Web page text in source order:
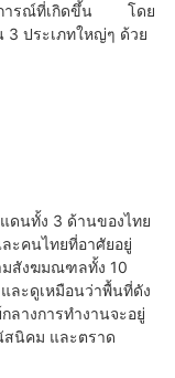
นการณ์ที่เกิดขึ้น โดย
3 ประเภทใหญ่ๆ ด้วย
ดนทั้ง 3 ด้านของไทย
ะคนไทยที่อาศัยอยู่
มสังฆมณฑลทั้ง 10
ะดูเหมือนว่าพื้นที่ดัง
ลางการทำงานจะอยู่
สนิคม และตราด